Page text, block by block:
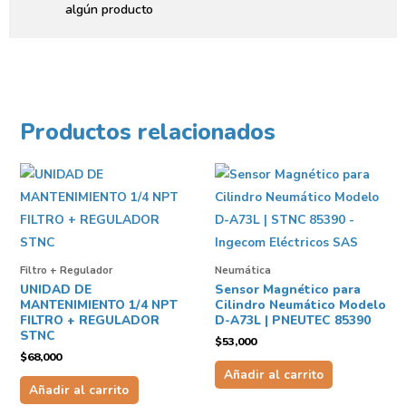
algún producto
Productos relacionados
Filtro + Regulador
UNIDAD DE
MANTENIMIENTO 1/4 NPT
FILTRO + REGULADOR
STNC
$68,000
Añadir al carrito
Neumática
Sensor Magnético para
Cilindro Neumático Modelo
D-A73L | PNEUTEC 85390
$53,000
Añadir al carrito